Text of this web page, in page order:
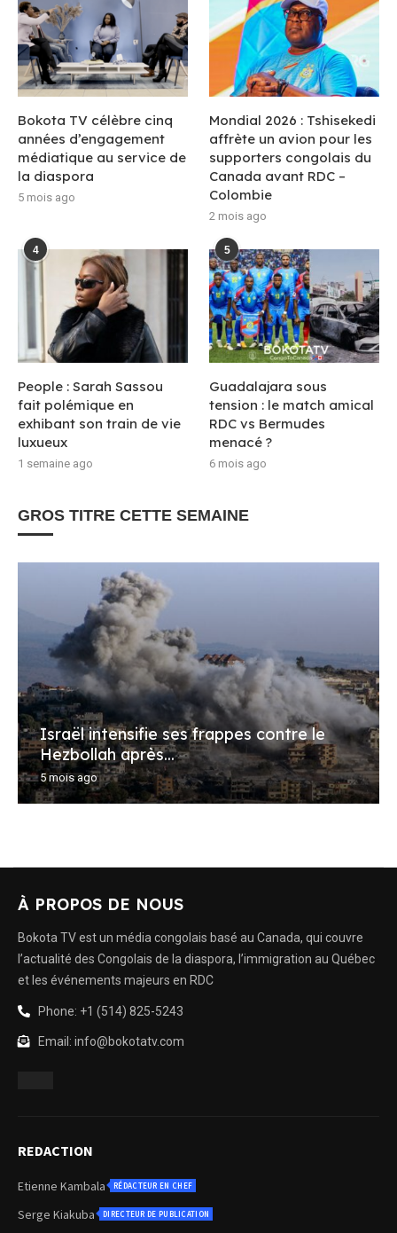
Bokota TV célèbre cinq
années d’engagement
médiatique au service de
la diaspora
5 mois ago
Mondial 2026 : Tshisekedi
affrète un avion pour les
supporters congolais du
Canada avant RDC –
Colombie
2 mois ago
4
People : Sarah Sassou
fait polémique en
exhibant son train de vie
luxueux
1 semaine ago
5
Guadalajara sous
tension : le match amical
RDC vs Bermudes
menacé ?
6 mois ago
GROS TITRE CETTE SEMAINE
Israël intensifie ses frappes contre le
Hezbollah après...
5 mois ago
À PROPOS DE NOUS
Bokota TV est un média congolais basé au Canada, qui couvre
l’actualité des Congolais de la diaspora, l’immigration au Québec
et les événements majeurs en RDC
Phone: +1 (514) 825-5243
Email: info@bokotatv.com
REDACTION
Etienne Kambala RÉDACTEUR EN CHEF
Serge Kiakuba DIRECTEUR DE PUBLICATION